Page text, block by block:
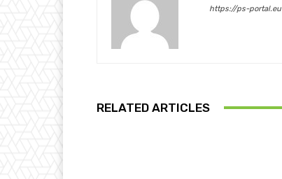
https://ps-portal.eu
RELATED ARTICLES